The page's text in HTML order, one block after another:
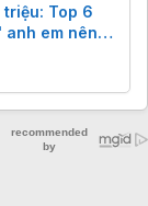
Top 6
em nên